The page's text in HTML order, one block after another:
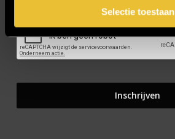
Selectie toestaan